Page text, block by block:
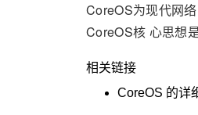
CoreOS为现代网
CoreOS核 心思想
相关链接
CoreOS 的详